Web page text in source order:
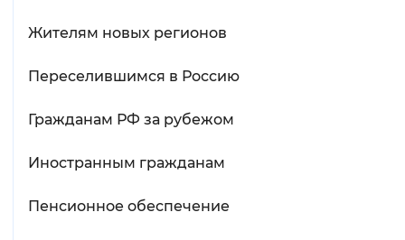
Жителям новых регионов
Переселившимся в Россию
Гражданам РФ за рубежом
Иностранным гражданам
Пенсионное обеспечение